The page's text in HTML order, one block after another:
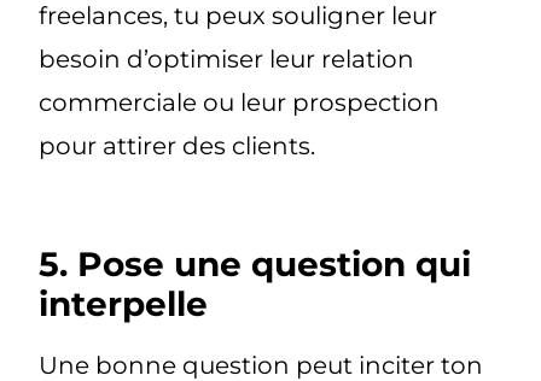
freelances, tu peux souligner leur
besoin d’optimiser leur relation
commerciale ou leur prospection
pour attirer des clients.
5. Pose une question qui
interpelle
Une bonne question peut inciter ton